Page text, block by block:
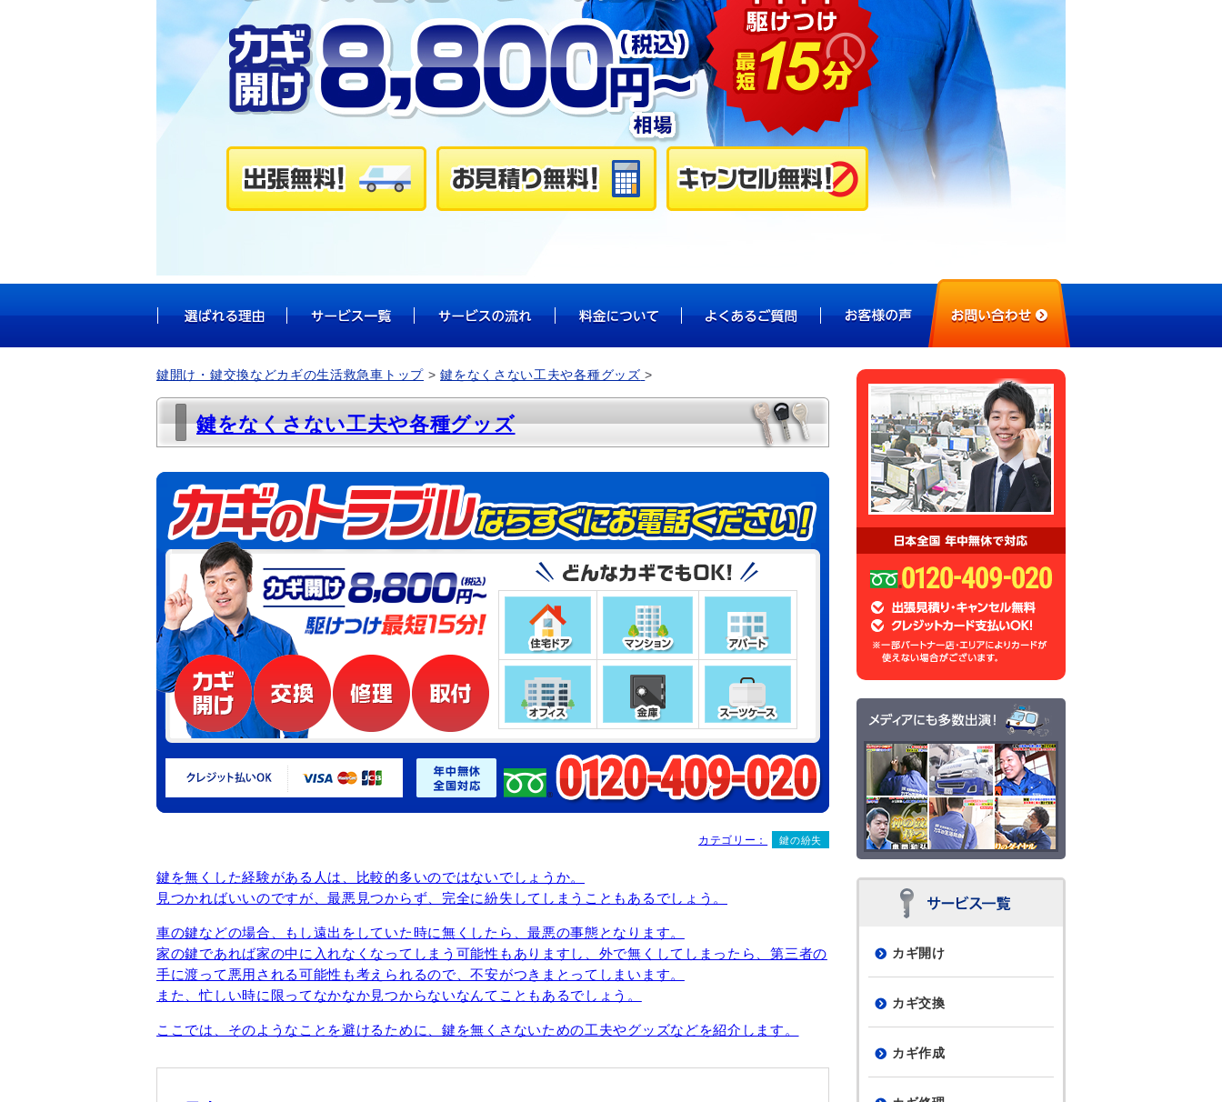
鍵開け・鍵交換などカギの生活救急車トップ 鍵をなくさない工夫や各種グッズ
鍵をなくさない工夫や各種グッズ
カテゴリー： 鍵の紛失
鍵を無くした経験がある人は、比較的多いのではないでしょうか。
見つかればいいのですが、最悪見つからず、完全に紛失してしまうこともあるでしょう。
車の鍵などの場合、もし遠出をしていた時に無くしたら、最悪の事態となります。
家の鍵であれば家の中に入れなくなってしまう可能性もありますし、外で無くしてしまったら、第三者の
手に渡って悪用される可能性も考えられるので、不安がつきまとってしまいます。
また、忙しい時に限ってなかなか見つからないなんてこともあるでしょう。
ここでは、そのようなことを避けるために、鍵を無くさないための工夫やグッズなどを紹介します。
カギ開け
カギ交換
カギ作成